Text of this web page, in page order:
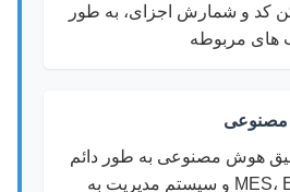
کد و شمارش اجزای، به طور
های مربوطه
مصنوعی
هوش مصنوعی به طور دائم
با اتصال MES، ERP، WMS و سیستم مدیریت به